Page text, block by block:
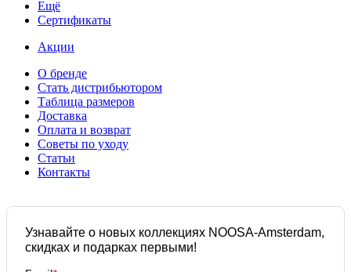
Ещё
Сертификаты
Акции
О бренде
Стать дистрибьютором
Таблица размеров
Доставка
Оплата и возврат
Советы по уходу
Статьи
Контакты
Узнавайте о новых коллекциях NOOSA-Amsterdam,
скидках и подарках первыми!